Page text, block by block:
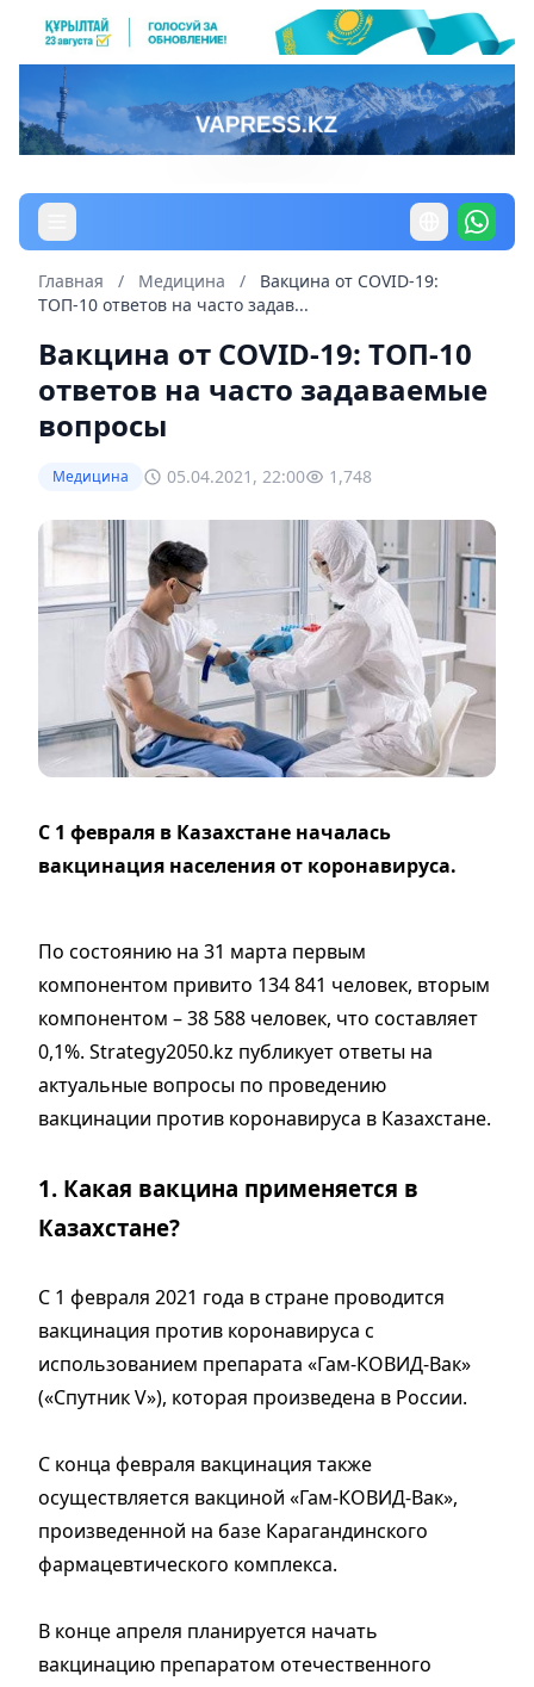
Главная / Медицина /
Вакцина от COVID-19:
ТОП-10 ответов на часто задав...
Вакцина от COVID-19: ТОП-10
ответов на часто задаваемые
вопросы
Медицина 05.04.2021, 22:00 1,748
С 1 февраля в Казахстане началась
вакцинация населения от коронавируса.
По состоянию на 31 марта первым
компонентом привито 134 841 человек, вторым
компонентом – 38 588 человек, что составляет
0,1%. Strategy2050.kz публикует ответы на
актуальные вопросы по проведению
вакцинации против коронавируса в Казахстане.
1. Какая вакцина применяется в
Казахстане?
С 1 февраля 2021 года в стране проводится
вакцинация против коронавируса с
использованием препарата «Гам-КОВИД-Вак»
(«Спутник V»), которая произведена в России.
С конца февраля вакцинация также
осуществляется вакциной «Гам-КОВИД-Вак»,
произведенной на базе Карагандинского
фармацевтического комплекса.
В конце апреля планируется начать
вакцинацию препаратом отечественного